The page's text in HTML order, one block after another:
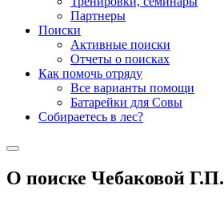
Партнеры
Поиски
Активные поиски
Отчеты о поисках
Как помочь отряду
Все варианты помощи
Батарейки для Совы
Собираетесь в лес?
О поиске Чебаковой Г.П.